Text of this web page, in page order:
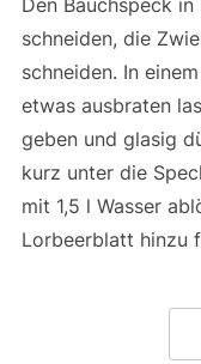
Den Bauchspeck
schneiden, die
schneiden. In
etwas ausbraten
geben und glasig
kurz unter die
mit 1,5 l Wasser
Lorbeerblatt hinzu